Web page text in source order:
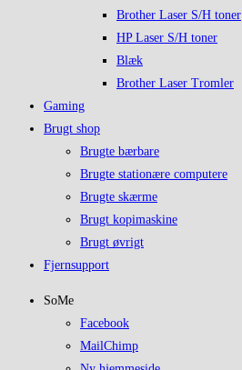
Brother Laser S/H toner
HP Laser S/H toner
Blæk
Brother Laser Tromler
Gaming
Brugt shop
Brugte bærbare
Brugte stationære computere
Brugte skærme
Brugt kopimaskine
Brugt øvrigt
Fjernsupport
SoMe
Facebook
MailChimp